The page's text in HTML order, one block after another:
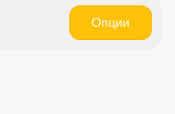
Опции